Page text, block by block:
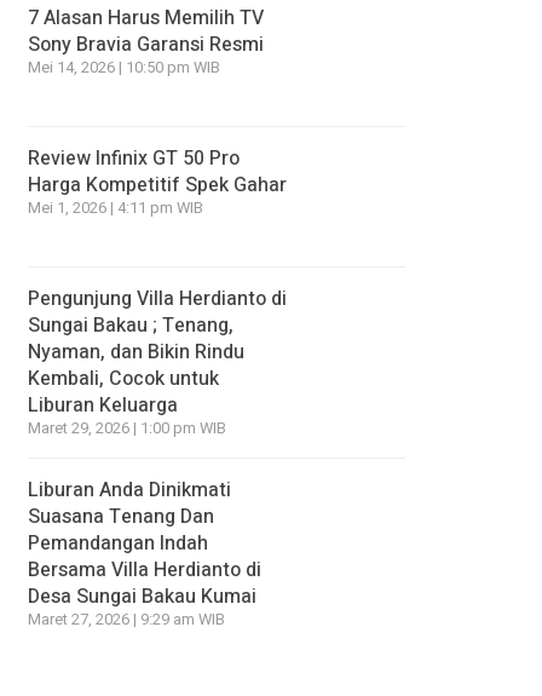
7 Alasan Harus Memilih TV
Sony Bravia Garansi Resmi
Mei 14, 2026 | 10:50 pm WIB
Review Infinix GT 50 Pro
Harga Kompetitif Spek Gahar
Mei 1, 2026 | 4:11 pm WIB
Pengunjung Villa Herdianto di
Sungai Bakau ; Tenang,
Nyaman, dan Bikin Rindu
Kembali, Cocok untuk
Liburan Keluarga
Maret 29, 2026 | 1:00 pm WIB
Liburan Anda Dinikmati
Suasana Tenang Dan
Pemandangan Indah
Bersama Villa Herdianto di
Desa Sungai Bakau Kumai
Maret 27, 2026 | 9:29 am WIB